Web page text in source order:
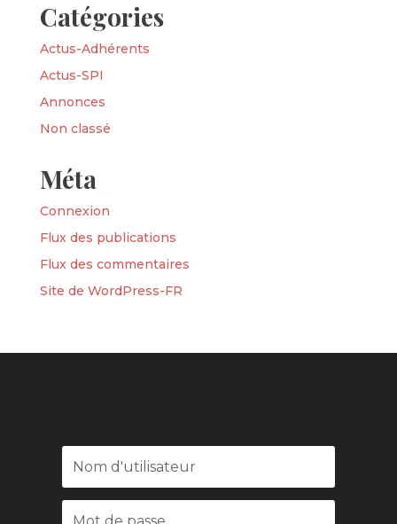
Catégories
Actus-Adhérents
Actus-SPI
Annonces
Non classé
Méta
Connexion
Flux des publications
Flux des commentaires
Site de WordPress-FR